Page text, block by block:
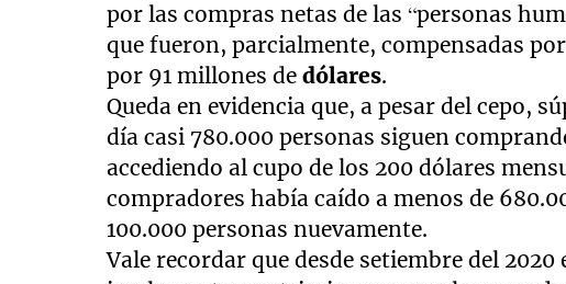
por las compras netas de las “personas
que fueron, parcialmente, compensadas
por 91 millones dedólares.
Queda en evidencia que, a pesar del cepo,
día casi 780.000 personas siguen
accediendo al cupo de los 200 dólares
compradores había caído a menos de
100.000 personas nuevamente.
Vale recordar que desde setiembre del